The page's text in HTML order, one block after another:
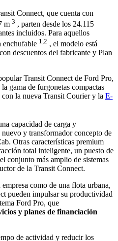
Connect, que cuenta con
m 3 , parten desde los 24.115
incluidos. Para aquellos
enchufable 1,2 , el modelo está
descuentos del fabricante y Plan
Transit Connect de Ford Pro,
gama de furgonetas compactas
la nueva Transit Courier y la E-
capacidad de carga y
y transformador concepto de
Otras características premium
total inteligente, un puesto de
conjunto más amplio de sistemas
de la Transit Connect.
como de una flota urbana,
pueden impulsar su productividad
Ford Pro, que
y planes de financiación
de actividad y reducir los